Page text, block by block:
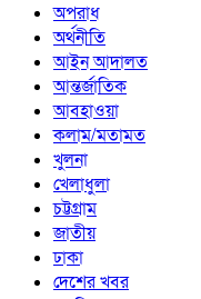
অপরাধ
অর্থনীতি
আইন আদালত
আন্তর্জাতিক
আবহাওয়া
কলাম/মতামত
খুলনা
খেলাধুলা
চট্টগ্রাম
জাতীয়
ঢাকা
দেশের খবর